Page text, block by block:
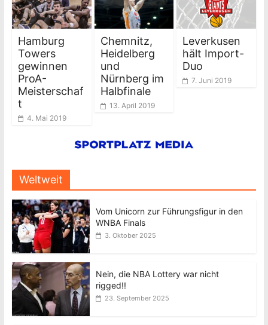
Hamburg
Towers
gewinnen
ProA-
Meisterschaf
t
4. Mai 2019
Chemnitz,
Heidelberg
und
Nürnberg im
Halbfinale
13. April 2019
Leverkusen
hält Import-
Duo
7. Juni 2019
Weltweit
Vom Unicorn zur Führungsfigur in den
WNBA Finals
3. Oktober 2025
Nein, die NBA Lottery war nicht
rigged!!
23. September 2025